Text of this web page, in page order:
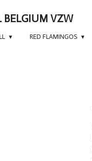
BELGIUM VZW
RED FLAMINGOS